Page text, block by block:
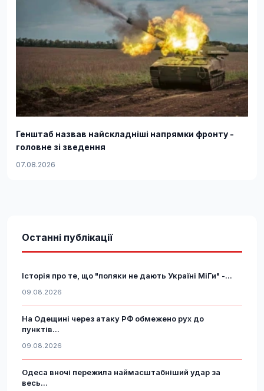
Генштаб назвав найскладніші напрямки фронту -
головне зі зведення
07.08.2026
Останні публікації
Історія про те, що "поляки не дають Україні МіГи" -...
09.08.2026
На Одещині через атаку РФ обмежено рух до
пунктів...
09.08.2026
Одеса вночі пережила наймасштабніший удар за
весь...